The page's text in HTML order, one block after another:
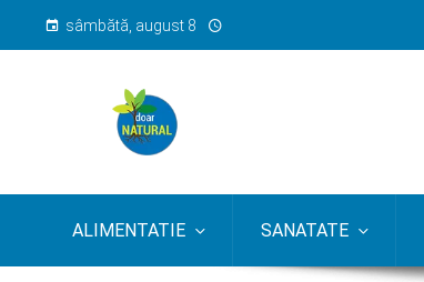
sâmbătă, august 8
ALIMENTATIE SANATATE